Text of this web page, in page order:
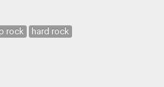
rock hard rock